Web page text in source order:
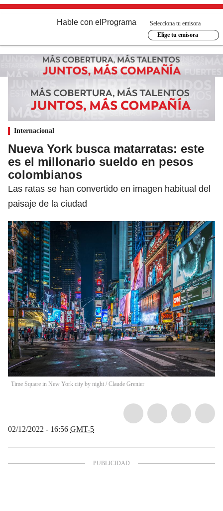
Hable con el Programa
Selecciona tu emisora
Elige tu emisora
Internacional
Nueva York busca matarratas: este
es el millonario sueldo en pesos
colombianos
Las ratas se han convertido en imagen habitual del
paisaje de la ciudad
Time Square in New York city by night / Claude Grenier
02/12/2022 - 16:56 GMT-5